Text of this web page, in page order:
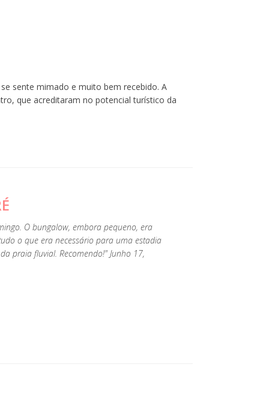
sente mimado e muito bem recebido. A
que acreditaram no potencial turístico da
O bungalow, embora pequeno, era
o que era necessário para uma estadia
praia fluvial. Recomendo!" Junho 17,